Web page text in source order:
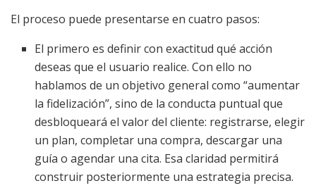
El proceso puede presentarse en cuatro pasos:
El primero es definir con exactitud qué acción
deseas que el usuario realice. Con ello no
hablamos de un objetivo general como “aumentar
la fidelización”, sino de la conducta puntual que
desbloqueará el valor del cliente: registrarse, elegir
un plan, completar una compra, descargar una
guía o agendar una cita. Esa claridad permitirá
construir posteriormente una estrategia precisa.